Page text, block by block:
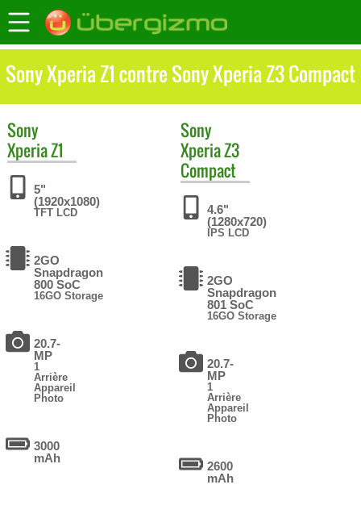
Sony Xperia Z1 contre Sony Xperia Z3 Compact
Sony
Xperia Z1
5"
(1920x1080)
TFT LCD
2GO
Snapdragon
800 SoC
16GO Storage
20.7-
MP
1
Arrière
Appareil
Photo
3000
mAh
Sony
Xperia Z3
Compact
4.6"
(1280x720)
IPS LCD
2GO
Snapdragon
801 SoC
16GO Storage
20.7-
MP
1
Arrière
Appareil
Photo
2600
mAh